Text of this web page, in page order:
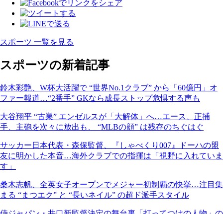
スポーツ 一覧を見る
スポーツの新着記事
鈴木彩艶、W杯大活躍で “世界No.1クラブ” から「60億円」オ
ファー報道…“2番手” GKなら成長ストップ危惧する声も
大谷翔平 “古巣” エンゼルスが「大解体」へ…エース、正捕
手、主砲を次々に放出も、 “MLBの顔” は残存のちぐはぐ
サッカー日本代表・森保監督、『しゃべくり007』ドーハの盟
友に明かした本音…海外クラブでの指揮は「視野に入れていま
す」
桑木志帆、全英女子オープンでメジャー初制覇の快挙…注目集
まる “まつエク” と “長いネイル” の超ド派手スタイル